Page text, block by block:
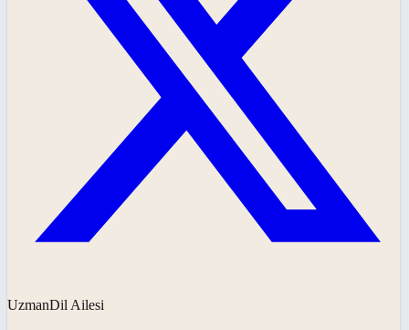
UzmanDil Ailesi